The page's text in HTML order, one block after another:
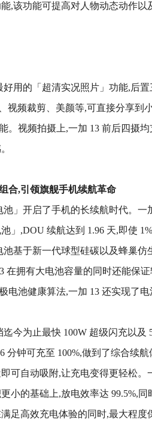
,该功能可提高对人物动态动作以
好用的「超清实况照片」功能,后
视频裁剪、美颜等,可直接分享到
。视频拍摄上,一加 13 前后四摄
合,引领旗舰手机续航革命
池」开启了手机的长续航时代。一
」,DOU 续航达到 1.96 天,即使
池基于新一代球型硅碳以及蜂巢
在拥有大电池容量的同时还能保
电池健康算法,一加 13 还实现了
迄今为止最快 100W 超级闪充以及
分钟可充至 100%,做到了综合续
可自动吸附,让充电变得更轻松。
小的基础上,放电效率达 99.5%,
足高效充电体验的同时,最大程度